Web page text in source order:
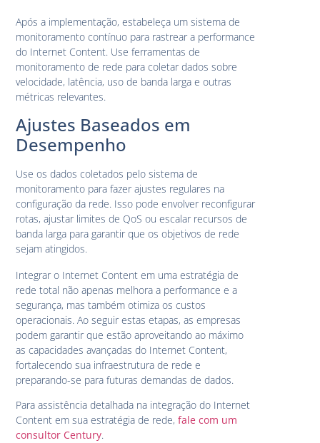
Após a implementação, estabeleça um sistema de
monitoramento contínuo para rastrear a performance
do Internet Content. Use ferramentas de
monitoramento de rede para coletar dados sobre
velocidade, latência, uso de banda larga e outras
métricas relevantes.
Ajustes Baseados em
Desempenho
Use os dados coletados pelo sistema de
monitoramento para fazer ajustes regulares na
configuração da rede. Isso pode envolver reconfigurar
rotas, ajustar limites de QoS ou escalar recursos de
banda larga para garantir que os objetivos de rede
sejam atingidos.
Integrar o Internet Content em uma estratégia de
rede total não apenas melhora a performance e a
segurança, mas também otimiza os custos
operacionais. Ao seguir estas etapas, as empresas
podem garantir que estão aproveitando ao máximo
as capacidades avançadas do Internet Content,
fortalecendo sua infraestrutura de rede e
preparando-se para futuras demandas de dados.
Para assistência detalhada na integração do Internet
Content em sua estratégia de rede,fale com um
consultor Century.